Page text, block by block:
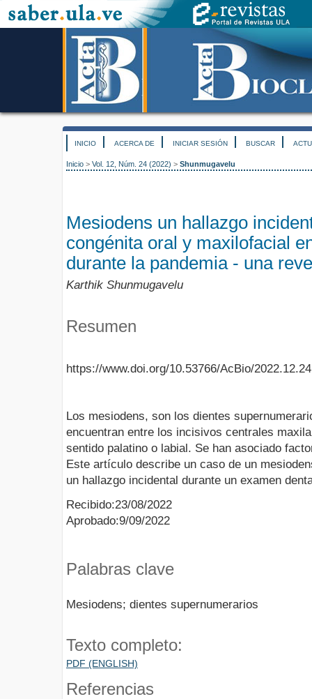
INICIO ACERCA DE INICIAR SESIÓN BUSCAR
Inicio > Vol. 12, Núm. 24 (2022) > Shunmugavelu
Mesiodens un hallazgo
congénita oral y maxilofacial
durante la pandemia - una
Karthik Shunmugavelu
Resumen
https://www.doi.org/10.53766/AcBio/
Los mesiodens, son los dientes
encuentran entre los incisivos centrales
sentido palatino o labial. Se han asociado
Este artículo describe un caso de un
un hallazgo incidental durante un examen
Recibido:23/08/2022
Aprobado:9/09/2022
Palabras clave
Mesiodens; dientes supernumerarios
Texto completo:
PDF (ENGLISH)
Referencias